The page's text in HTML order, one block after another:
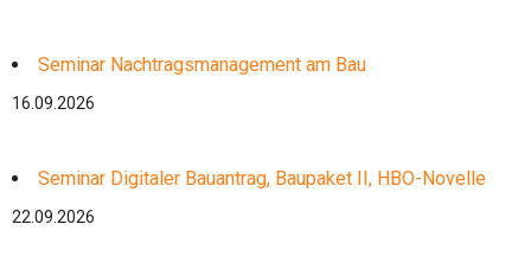
Seminar Nachtragsmanagement am Bau
16.09.2026
Seminar Digitaler Bauantrag, Baupaket II, HBO-Novelle
22.09.2026